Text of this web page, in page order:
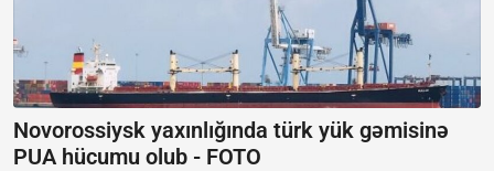
Novorossiysk yaxınlığında türk yük gəmisinə
PUA hücumu olub - FOTO